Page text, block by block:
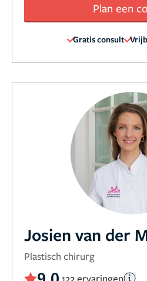
Plan een
Gratis consult
Josien van der
Plastisch chirurg
122 ervaringen